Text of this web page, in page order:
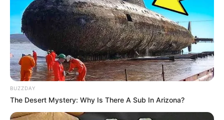
BUZZDAY
The Desert Mystery: Why Is There A Sub In Arizona?